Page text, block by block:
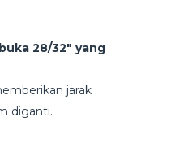
28/32″ yang
jarak
diganti.